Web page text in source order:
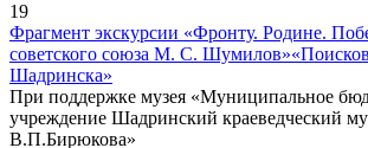
19
Фрагмент экскурсии «Фронту. Родине.
советского союза М. С. Шумилов»
Шадринска»
При поддержке музея «Муниципальное
учреждение Шадринский краеведческий
В.П.Бирюкова»